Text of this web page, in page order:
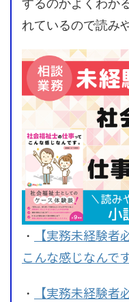
するのかよくわか
れているので読み
・
【実務未経験
こんな感じなんで
・
【実務未経験